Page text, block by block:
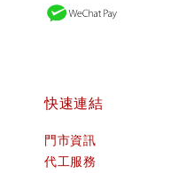
快速連結
門市資訊
代工服務